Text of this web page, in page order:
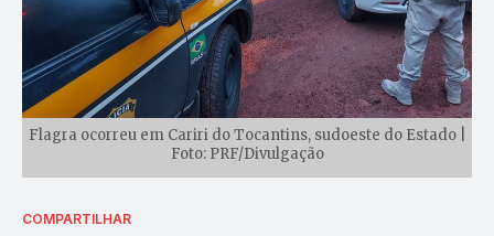
Flagra ocorreu em Cariri do Tocantins, sudoeste do Estado |
Foto: PRF/Divulgação
COMPARTILHAR